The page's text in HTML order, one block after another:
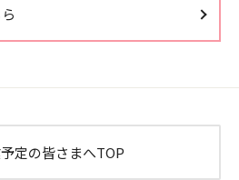
定の皆さまへTOP